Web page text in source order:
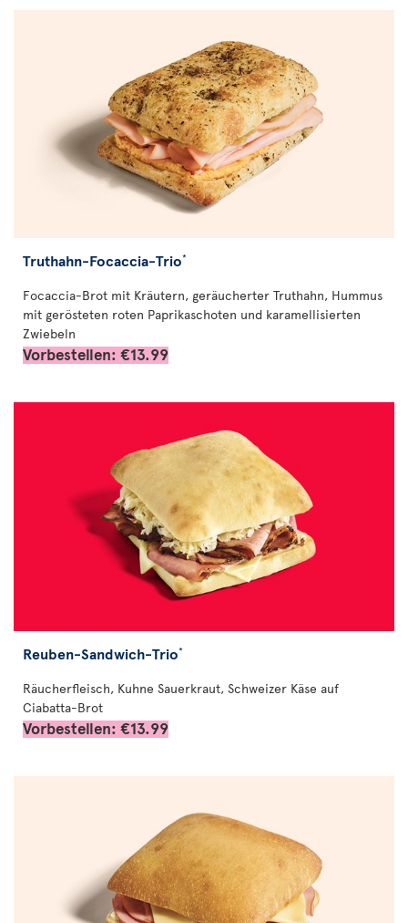
Truthahn-Focaccia-Trio*
Focaccia-Brot mit Kräutern, geräucherter Truthahn, Hummus
mit gerösteten roten Paprikaschoten und karamellisierten
Zwiebeln
Vorbestellen: €13.99
Reuben-Sandwich-Trio*
Räucherfleisch, Kuhne Sauerkraut, Schweizer Käse auf
Ciabatta-Brot
Vorbestellen: €13.99